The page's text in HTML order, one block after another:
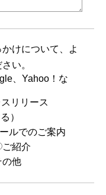
けについて、よ
い。
、Yahoo！な
リリース
）
ルでのご案内
ご紹介
の他